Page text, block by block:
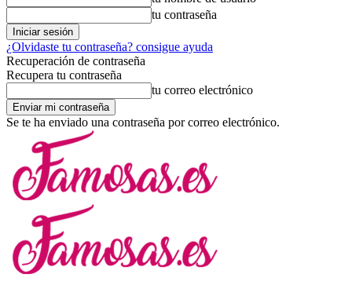
tu contraseña
¿Olvidaste tu contraseña? consigue ayuda
Recuperación de contraseña
Recupera tu contraseña
tu correo electrónico
Se te ha enviado una contraseña por correo electrónico.